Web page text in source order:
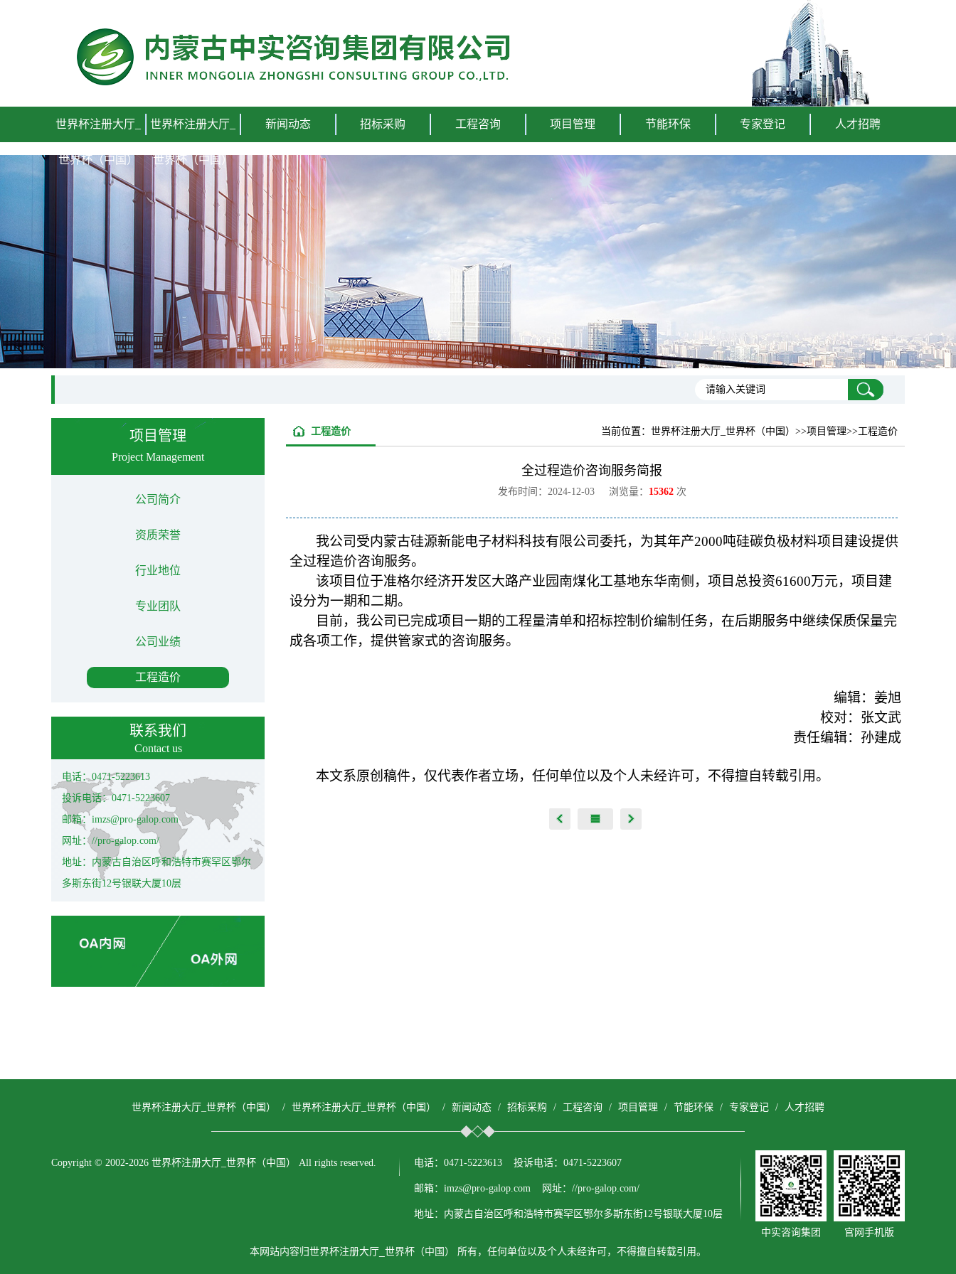
世界杯注册大厅_
世界杯（中国）
世界杯注册大厅_
世界杯（中国）
新闻动态 招标采购 工程咨询 项目管理 节能环保 专家登记 人才招聘
项目管理
Project Management
公司简介
资质荣誉
行业地位
专业团队
公司业绩
工程造价
联系我们
Contact us
电话：0471-5223613
投诉电话：0471-5223607
邮箱：imzs@pro-galop.com
网址：//pro-galop.com/
地址：内蒙古自治区呼和浩特市赛罕区鄂尔
多斯东街12号银联大厦10层
当前位置： 世界杯注册大厅_世界杯（中国） >>项目管理>>工程造价
工程造价
全过程造价咨询服务简报
发布时间：2024-12-03 浏览量： 15362次
我公司受内蒙古硅源新能电子材料科技有限公司委托，为其年产2000吨硅碳负极材料项目建设提供
全过程造价咨询服务。
该项目位于准格尔经济开发区大路产业园南煤化工基地东华南侧，项目总投资61600万元，项目建
设分为一期和二期。
目前，我公司已完成项目一期的工程量清单和招标控制价编制任务，在后期服务中继续保质保量完
成各项工作，提供管家式的咨询服务。
编辑：姜旭
校对：张文武
责任编辑：孙建成
本文系原创稿件，仅代表作者立场，任何单位以及个人未经许可，不得擅自转载引用。
世界杯注册大厅_世界杯（中国） / 世界杯注册大厅_世界杯（中国） / 新闻动态 / 招标采购 / 工程咨询 / 项目管理 / 节能环保 / 专家登记 / 人才招聘
Copyright © 2002-2026 世界杯注册大厅_世界杯（中国） All rights reserved. 电话：0471-5223613 投诉电话：0471-5223607
邮箱：imzs@pro-galop.com 网址：//pro-galop.com/
地址：内蒙古自治区呼和浩特市赛罕区鄂尔多斯东街12号银联大厦10层
中实咨询集团
官网手机版
本网站内容归世界杯注册大厅_世界杯（中国） 所有，任何单位以及个人未经许可，不得擅自转载引用。